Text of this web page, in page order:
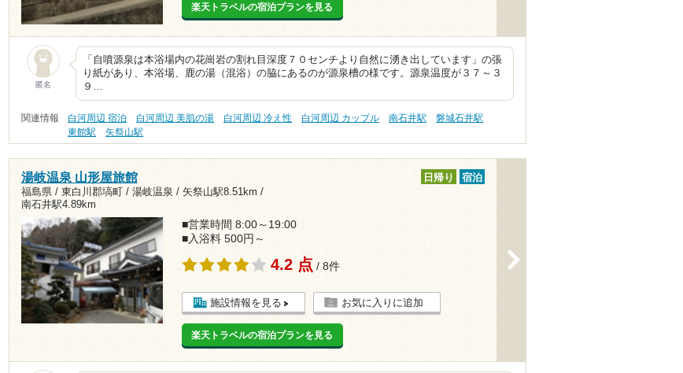
楽天トラベルの宿泊プランを見る
匿名
「自噴源泉は本浴場内の花崗岩の割れ目深度７０センチより自然に湧き出しています」の張
り紙があり、本浴場、鹿の湯（混浴）の脇にあるのが源泉槽の様です。源泉温度が３７～３
９…
関連情報 白河周辺 宿泊 白河周辺 美肌の湯 白河周辺 冷え性 白河周辺 カップル 南石井駅
磐城石井駅
東館駅
矢祭山駅
湯岐温泉 山形屋旅館
福島県 / 東白川郡塙町 / 湯岐温泉 / 矢祭山駅8.51km /
南石井駅4.89km
日帰り 宿泊
■営業時間 8:00～19:00
■入浴料 500円～
4.2 点 / 8件
施設情報を見る お気に入りに追加
楽天トラベルの宿泊プランを見る